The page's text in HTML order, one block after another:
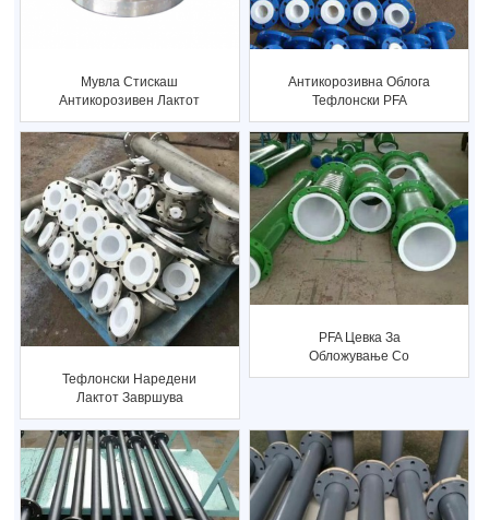
Мувла Стискаш
Антикорозивен Лактот
Антикорозивна Облога
Тефлонски PFA
Обложена Ел...
Тефлонски Наредени
Лактот Завршува
Лабава Прирабница
PFA Цевка За
Обложување Со
Прскање